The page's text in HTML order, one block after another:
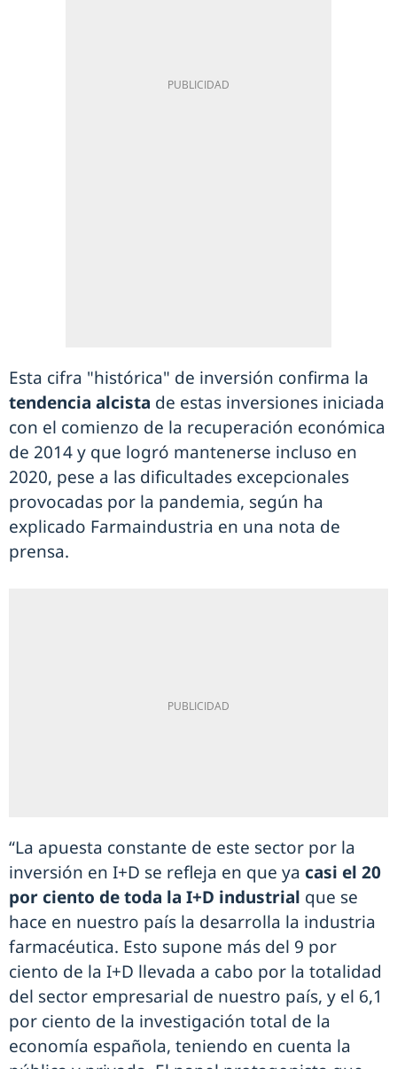
Esta cifra "histórica" de inversión confirma la
tendencia alcista de estas inversiones iniciada
con el comienzo de la recuperación económica
de 2014 y que logró mantenerse incluso en
2020, pese a las dificultades excepcionales
provocadas por la pandemia, según ha
explicado Farmaindustria en una nota de
prensa.
“La apuesta constante de este sector por la
inversión en I+D se refleja en que ya casi el 20
por ciento de toda la I+D industrial que se
hace en nuestro país la desarrolla la industria
farmacéutica. Esto supone más del 9 por
ciento de la I+D llevada a cabo por la totalidad
del sector empresarial de nuestro país, y el 6,1
por ciento de la investigación total de la
economía española, teniendo en cuenta la